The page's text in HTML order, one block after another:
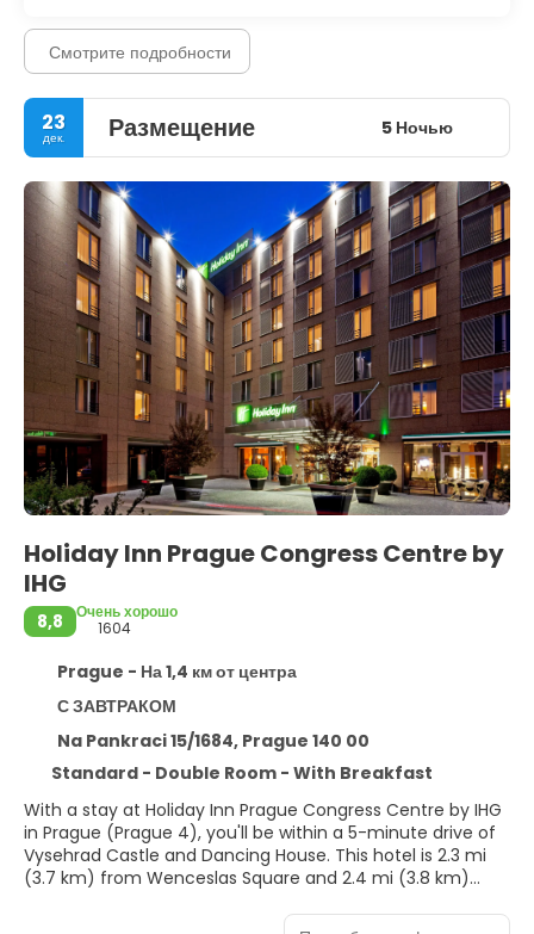
Смотрите подробности
23
дек. Размещение 5 Ночью
Holiday Inn Prague Congress Centre by
IHG
8,8
Очень хорошо
1604
Prague - На 1,4 км от центра
С ЗАВТРАКОМ
Na Pankraci 15/1684, Prague 140 00
Standard - Double Room - With Breakfast
With a stay at Holiday Inn Prague Congress Centre by IHG
in Prague (Prague 4), you'll be within a 5-minute drive of
Vysehrad Castle and Dancing House. This hotel is 2.3 mi
(3.7 km) from Wenceslas Square and 2.4 mi (3.8 km)